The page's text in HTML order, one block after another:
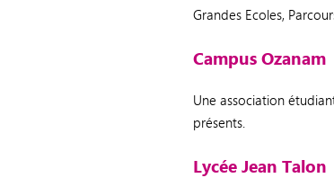
Grandes Ecoles,
Campus Ozanam
Une association
présents.
Lycée Jean Talon